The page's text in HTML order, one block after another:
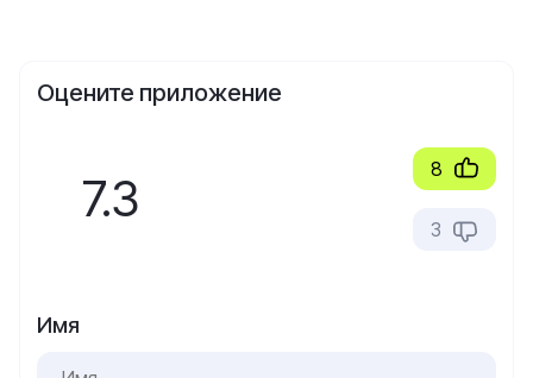
Оцените приложение
7.3 8
3
Имя